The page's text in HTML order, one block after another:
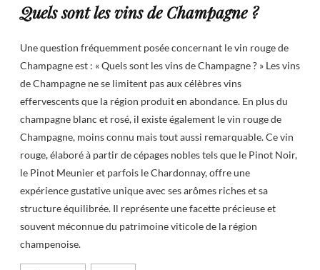
Quels sont les vins de Champagne ?
Une question fréquemment posée concernant le vin rouge de
Champagne est : « Quels sont les vins de Champagne ? » Les vins
de Champagne ne se limitent pas aux célèbres vins
effervescents que la région produit en abondance. En plus du
champagne blanc et rosé, il existe également le vin rouge de
Champagne, moins connu mais tout aussi remarquable. Ce vin
rouge, élaboré à partir de cépages nobles tels que le Pinot Noir,
le Pinot Meunier et parfois le Chardonnay, offre une
expérience gustative unique avec ses arômes riches et sa
structure équilibrée. Il représente une facette précieuse et
souvent méconnue du patrimoine viticole de la région
champenoise.